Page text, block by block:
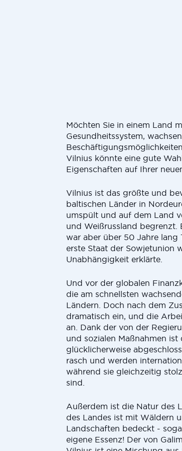
Möchten Sie in einem Land
Gesundheitssystem,
Vilnius könnte eine gute
Eigenschaften auf Ihrer
Vilnius ist das größte und
baltischen Länder in
umspült und auf dem Land
und Weißrussland begrenzt.
war aber über 50 Jahre lang
erste Staat der Sowjetunion
Unabhängigkeit erklärte.
Und vor der globalen
die am schnellsten
Ländern. Doch nach dem
dramatisch ein, und die
an. Dank der von der
und sozialen Maßnahmen
glücklicherweise
rasch und werden
während sie gleichzeitig
sind.
Außerdem ist die Natur des
des Landes ist mit Wäldern
Landschaften bedeckt -
eigene Essenz! Der von